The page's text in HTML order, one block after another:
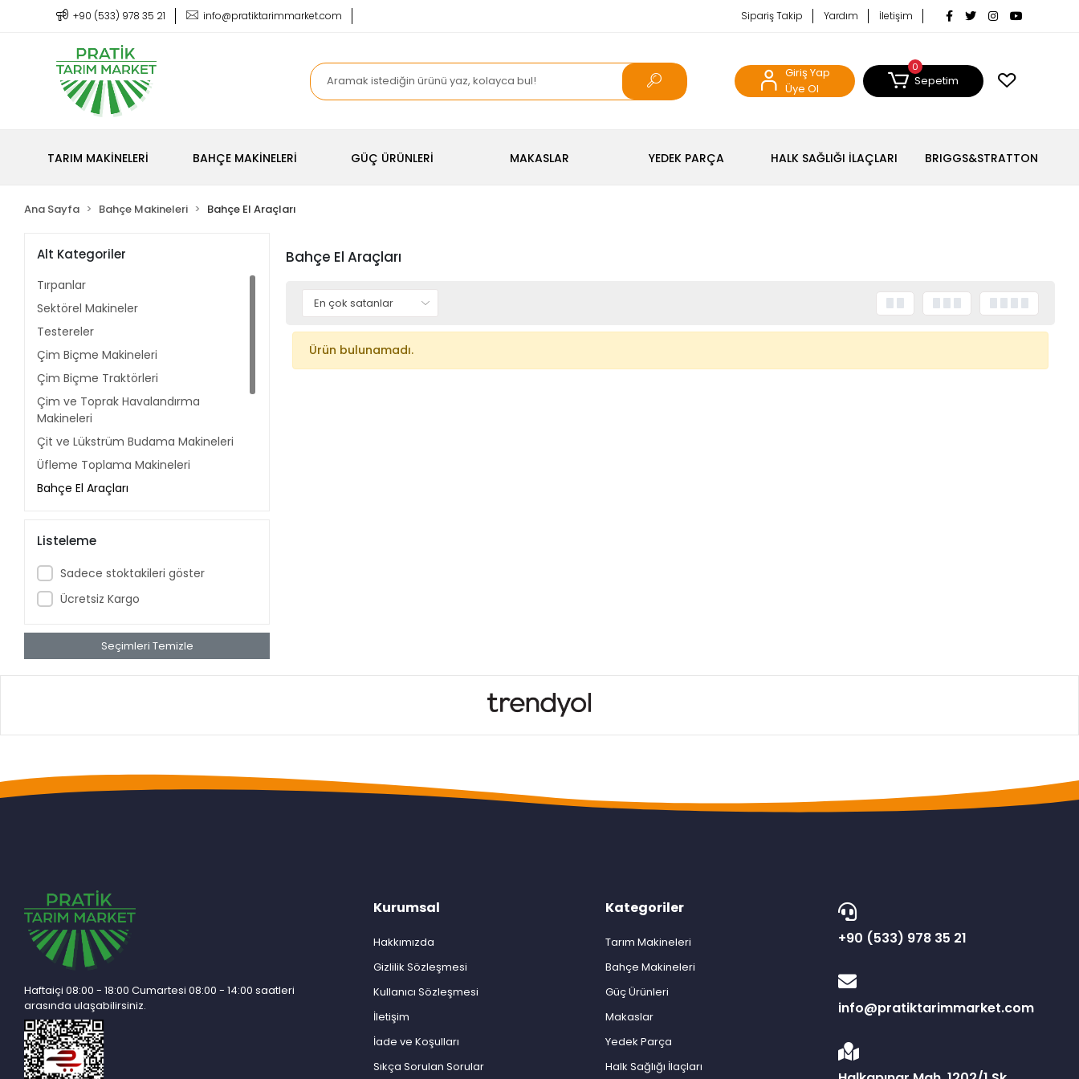
+90 (533) 978 35 21 info@pratiktarimmarket.com Sipariş Takip Yardım İletişim
Giriş Yap
Üye Ol
0
Sepetim
TARIM MAKİNELERİ BAHÇE MAKİNELERİ GÜÇ ÜRÜNLERİ MAKASLAR YEDEK PARÇA HALK SAĞLIĞI İLAÇLARI BRIGGS&STRATTON
Ana Sayfa Bahçe Makineleri Bahçe El Araçları
Alt Kategoriler
Tırpanlar
Sektörel Makineler
Testereler
Çim Biçme Makineleri
Çim Biçme Traktörleri
Çim ve Toprak Havalandırma
Makineleri
Çit ve Lükstrüm Budama Makineleri
Üfleme Toplama Makineleri
Bahçe El Araçları
Yaprak ve Dal Öğütme Makineleri
Makine Motoru
Toprak Burgu Makineleri
Su Motorları Pompalar
Makine Bakım Ürünleri
Listeleme
Sadece stoktakileri göster
Ücretsiz Kargo
Seçimleri Temizle
Bahçe El Araçları
Ürün bulunamadı.
Haftaiçi 08:00 - 18:00 Cumartesi 08:00 - 14:00 saatleri
arasında ulaşabilirsiniz.
Kurumsal
Hakkımızda
Gizlilik Sözleşmesi
Kullanıcı Sözleşmesi
İletişim
İade ve Koşulları
Sıkça Sorulan Sorular
Kategoriler
Tarım Makineleri
Bahçe Makineleri
Güç Ürünleri
Makaslar
Yedek Parça
Halk Sağlığı İlaçları
+90 (533) 978 35 21
info@pratiktarimmarket.com